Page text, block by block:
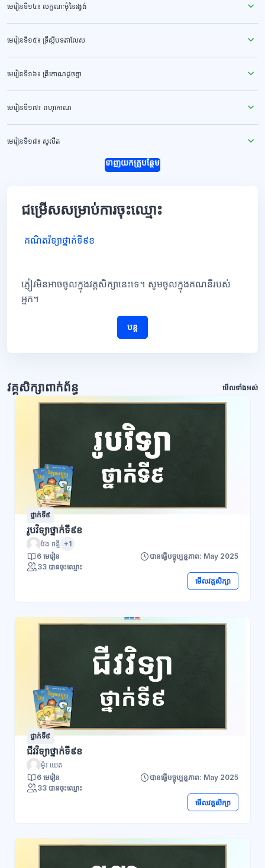
មេរៀនទី១៤៖ លក្ខណៈមុំនៃរង្វង់
មេរៀនទី១៥៖ ទ្រឹស្ដីបទតាលែស
មេរៀនទី១៦៖ ត្រីកោណដូចគ្នា
មេរៀនទី១៧៖ ពហុកោណ
មេរៀនទី១៨៖ សូលីត
ទាញយកគ្រូបន្ថែម
ជម្រើសសម្រាប់ការចុះឈ្មោះ
គណិតវិទ្យាថ្នាក់ទី៩ខ
ភ្ញៀវមិនអាចចូលក្នុងវគ្គសិក្សានេះទេ។ សូមចូលក្នុងគណនីរបស់
អ្នក។
បន្ត
វគ្គសិក្សាពាក់ព័ន្ធ មើលទាំងអស់
ថ្នាក់ទី៩
រូបវិទ្យាថ្នាក់ទី៩ខ
វែង ចន្នី +1
6 មេរៀន
បានធ្វើបច្ចុប្បន្នភាព: May 2025
33 បានចុះឈ្មោះ
មើលវគ្គសិក្សា
ថ្នាក់ទី៩
ជីវវិទ្យាថ្នាក់ទី៩ខ
ម៉ូវ យេត
6 មេរៀន
បានធ្វើបច្ចុប្បន្នភាព: May 2025
33 បានចុះឈ្មោះ
មើលវគ្គសិក្សា